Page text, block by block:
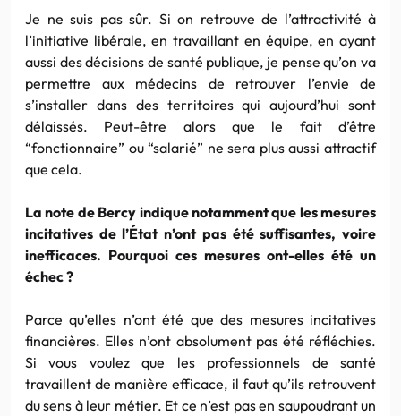
Je ne suis pas sûr. Si on retrouve de l’attractivité à
l’initiative libérale, en travaillant en équipe, en ayant
aussi des décisions de santé publique, je pense qu’on va
permettre aux médecins de retrouver l’envie de
s’installer dans des territoires qui aujourd’hui sont
délaissés. Peut-être alors que le fait d’être
“fonctionnaire” ou “salarié” ne sera plus aussi attractif
que cela.
La note de Bercy indique notamment que les mesures
incitatives de l’État n’ont pas été suffisantes, voire
inefficaces. Pourquoi ces mesures ont-elles été un
échec ?
Parce qu’elles n’ont été que des mesures incitatives
financières. Elles n’ont absolument pas été réfléchies.
Si vous voulez que les professionnels de santé
travaillent de manière efficace, il faut qu’ils retrouvent
du sens à leur métier. Et ce n’est pas en saupoudrant un